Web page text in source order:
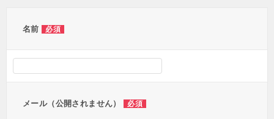
名前 必須
メール（公開されません） 必須